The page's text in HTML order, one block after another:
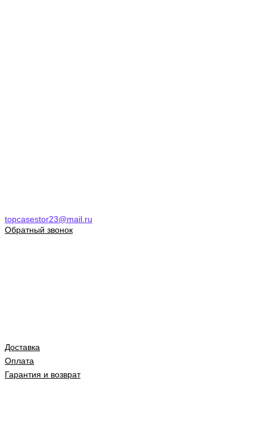
topcasestor23@mail.ru
Обратный звонок
Доставка
Оплата
Гарантия и возврат